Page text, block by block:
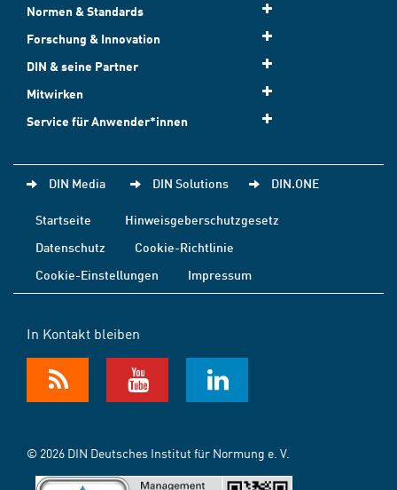
Normen & Standards
Forschung & Innovation
DIN & seine Partner
Mitwirken
Service für Anwender*innen
DIN Media DIN Solutions DIN.ONE
Startseite
Hinweisgeberschutzgesetz
Datenschutz
Cookie-Richtlinie
Cookie-Einstellungen
Impressum
In Kontakt bleiben
© 2026 DIN Deutsches Institut für Normung e. V.